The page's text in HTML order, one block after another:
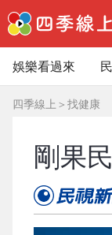
娛樂看過來
四季線上 ＞ 找健康
剛果